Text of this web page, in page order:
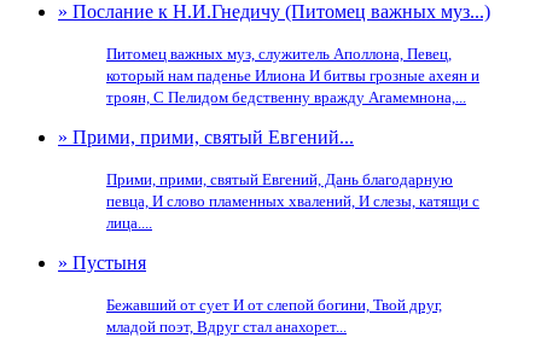
» Послание к Н.И.Гнедичу (Питомец важных муз...)
Питомец важных муз, служитель Аполлона, Певец,
который нам паденье Илиона И битвы грозные ахеян и
троян, С Пелидом бедственну вражду Агамемнона,...
» Прими, прими, святый Евгений...
Прими, прими, святый Евгений, Дань благодарную
певца, И слово пламенных хвалений, И слезы, катящи с
лица....
» Пустыня
Бежавший от сует И от слепой богини, Твой друг,
младой поэт, Вдруг стал анахорет...